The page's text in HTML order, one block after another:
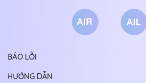
BÁO LỖI
HƯỚNG DẪN